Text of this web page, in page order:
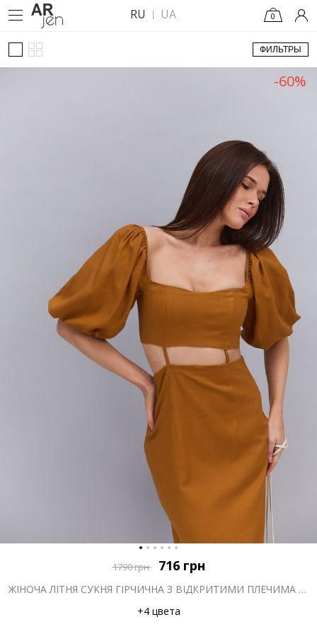
RU UA 0
ФИЛЬТРЫ
-60%
1790грн 716 грн
ЖІНОЧА ЛІТНЯ СУКНЯ ГІРЧИЧНА З ВІДКРИТИМИ ПЛЕЧИМА ТА ВИРІЗОМ НА ТАЛІЇ
+4 цвета